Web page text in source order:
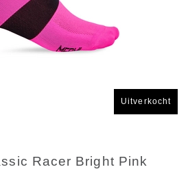
Uitverkocht
Racer Bright Pink